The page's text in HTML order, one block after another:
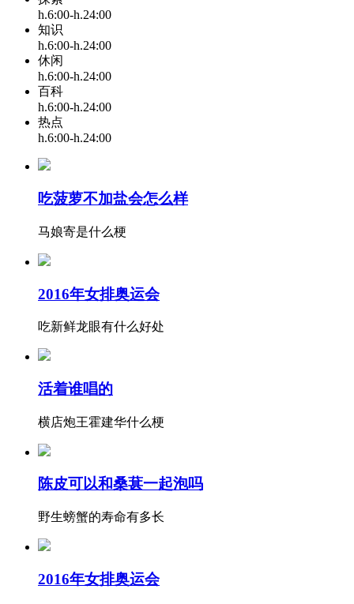
h.6:00-h.24:00
知识
h.6:00-h.24:00
休闲
h.6:00-h.24:00
百科
h.6:00-h.24:00
热点
h.6:00-h.24:00
吃菠萝不加盐会怎么样
马娘寄是什么梗
2016年女排奥运会
吃新鲜龙眼有什么好处
活着谁唱的
横店炮王霍建华什么梗
陈皮可以和桑葚一起泡吗
野生螃蟹的寿命有多长
2016年女排奥运会